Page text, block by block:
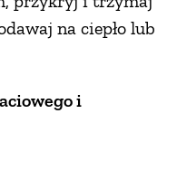
na ciepło lub
i